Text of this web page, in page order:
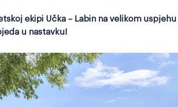
ekipi Učka – Labin na velikom
u nastavku!